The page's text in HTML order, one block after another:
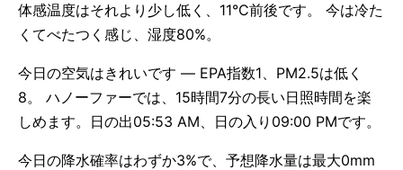
体感温度はそれより少し低く、11°C前後です。 今は冷た
くてべたつく感じ、湿度80%。
今日の空気はきれいです — EPA指数1、PM2.5は低く
8。 ハノーファーでは、15時間7分の長い日照時間を楽
しめます。日の出05:53 AM、日の入り09:00 PMです。
今日の降水確率はわずか3%で、予想降水量は最大0mm